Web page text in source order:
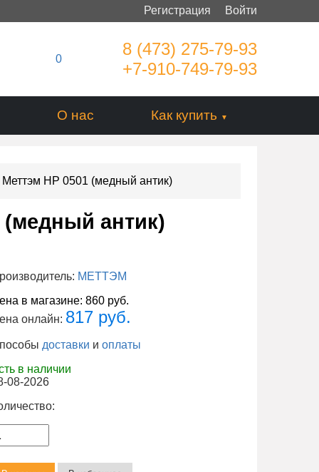
Войти
Регистрация
0
8 (473) 275-79-93
+7-910-749-79-93
О нас Как купить
Меттэм НР 0501 (медный антик)
(медный антик)
МЕТТЭМ
в магазине:860 руб.
онлайн: 817 руб.
доставки иоплаты
в наличии
08-2026